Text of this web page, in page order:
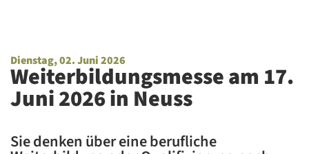
Dienstag, 02. Juni 2026
Weiterbildungsmesse am 17.
Juni 2026 in Neuss
Sie denken über eine berufliche